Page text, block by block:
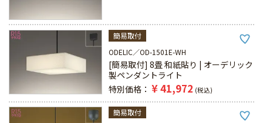
簡易取付
ODELIC
OD-1501E-WH
[簡易取付] 8畳 和紙貼り | オーデリック
製ペンダントライト
特別価格
¥41,972 税込
簡易取付